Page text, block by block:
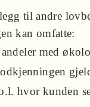
til andre
kan omfatte:
med
hvor kunden